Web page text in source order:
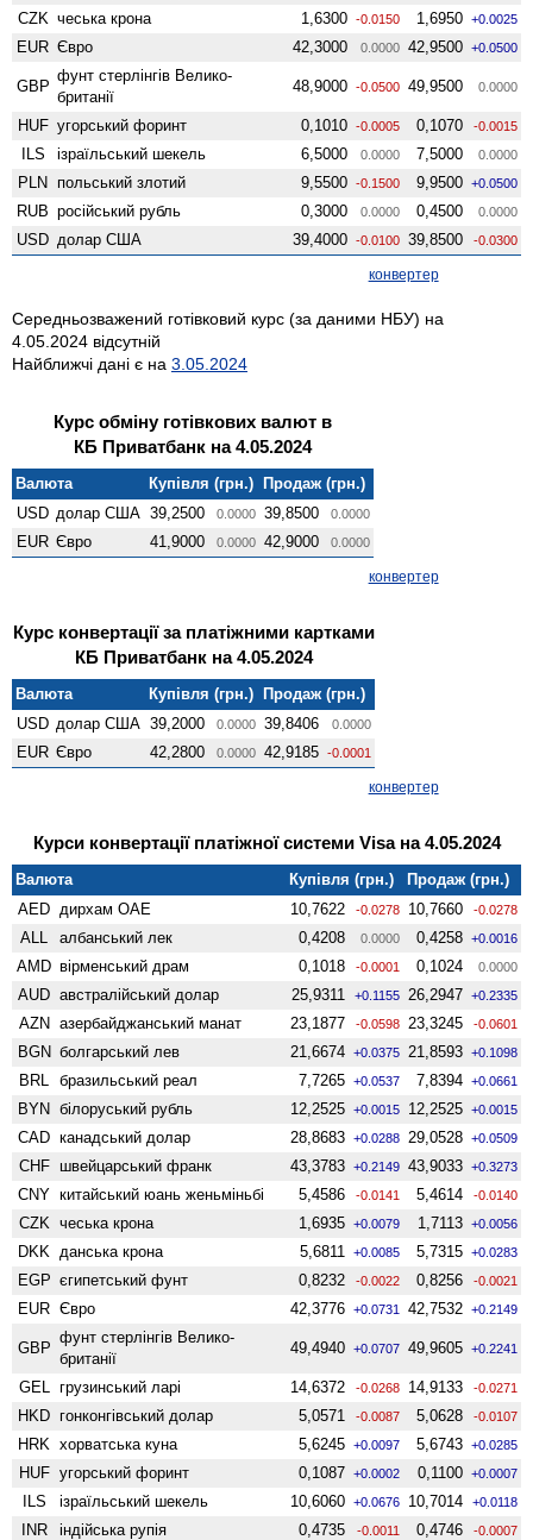
CZK чеська крона 1,6300 -0.0150 1,6950 +0.0025
EUR Євро 42,3000 0.0000 42,9500 +0.0500
GBP
фунт стерлінгів Велико­
британії
48,9000 -0.0500 49,9500 0.0000
HUF угорський форинт 0,1010 -0.0005 0,1070 -0.0015
ILS ізраїльський шекель 6,5000 0.0000 7,5000 0.0000
PLN польський злотий 9,5500 -0.1500 9,9500 +0.0500
RUB російський рубль 0,3000 0.0000 0,4500 0.0000
USD долар США 39,4000 -0.0100 39,8500 -0.0300
конвертер
Середньозважений готівковий курс (за даними НБУ) на
4.05.2024 відсутній
Найближчі дані є на 3.05.2024
Курс обміну готівкових валют в
КБ Приватбанк на 4.05.2024
Валюта Купівля (грн.) Продаж (грн.)
USD долар США 39,2500 0.0000 39,8500 0.0000
EUR Євро 41,9000 0.0000 42,9000 0.0000
конвертер
Курс конвертації за платіжними картками
КБ Приватбанк на 4.05.2024
Валюта Купівля (грн.) Продаж (грн.)
USD долар США 39,2000 0.0000 39,8406 0.0000
EUR Євро 42,2800 0.0000 42,9185 -0.0001
конвертер
Курси конвертації платіжної системи Visa на 4.05.2024
Валюта Купівля (грн.)
Продаж (грн.)
AED дирхам ОАЕ 10,7622 -0.0278 10,7660 -0.0278
ALL албанський лек 0,4208 0.0000 0,4258 +0.0016
AMD вiрменський драм 0,1018 -0.0001 0,1024 0.0000
AUD австралійський долар 25,9311 +0.1155 26,2947 +0.2335
AZN азербайджанський манат 23,1877 -0.0598 23,3245 -0.0601
BGN болгарський лев 21,6674 +0.0375 21,8593 +0.1098
BRL бразильський реал 7,7265 +0.0537 7,8394 +0.0661
BYN білоруський рубль 12,2525 +0.0015 12,2525 +0.0015
CAD канадський долар 28,8683 +0.0288 29,0528 +0.0509
CHF швейцарський франк 43,3783 +0.2149 43,9033 +0.3273
CNY китайський юань женьмiньбi 5,4586 -0.0141 5,4614 -0.0140
CZK чеська крона 1,6935 +0.0079 1,7113 +0.0056
DKK данська крона 5,6811 +0.0085 5,7315 +0.0283
EGP єгипетський фунт 0,8232 -0.0022 0,8256 -0.0021
EUR Євро 42,3776 +0.0731 42,7532 +0.2149
GBP
фунт стерлінгів Велико­
британії
49,4940 +0.0707 49,9605 +0.2241
GEL грузинський ларі 14,6372 -0.0268 14,9133 -0.0271
HKD гонконгівський долар 5,0571 -0.0087 5,0628 -0.0107
HRK хорватська куна 5,6245 +0.0097 5,6743 +0.0285
HUF угорський форинт 0,1087 +0.0002 0,1100 +0.0007
ILS ізраїльський шекель 10,6060 +0.0676 10,7014 +0.0118
INR індійська рупія 0,4735 -0.0011 0,4746 -0.0007